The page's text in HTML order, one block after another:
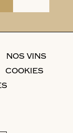
NOS VINS
COOKIES